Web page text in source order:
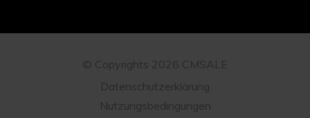
© Copyrights 2026 CMSALE
Datenschutzerklärung
Nutzungsbedingungen